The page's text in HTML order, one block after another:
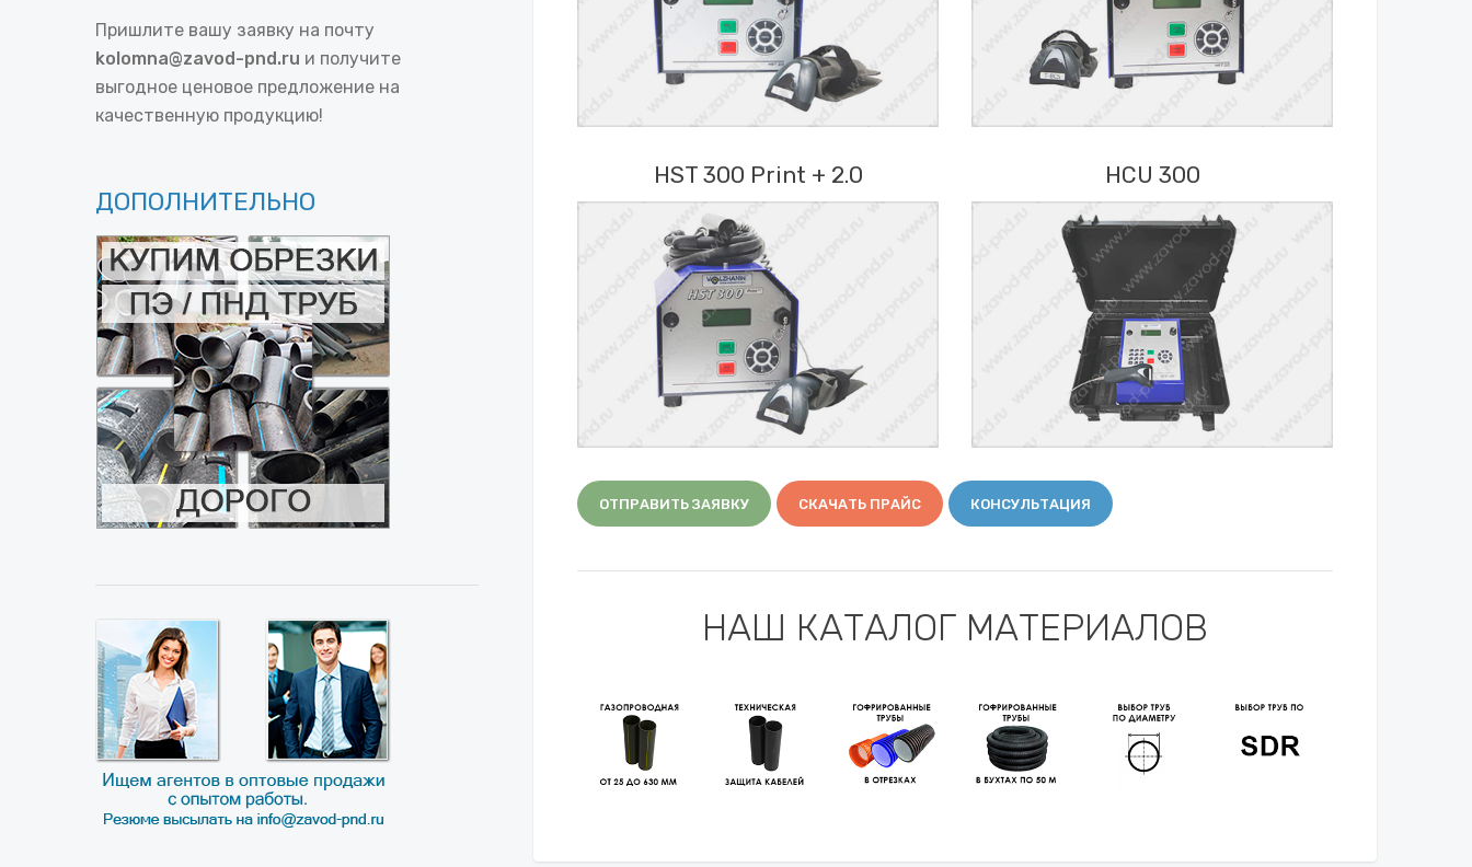
HST 300 Print + 2.0 HCU 300
ОТПРАВИТЬ ЗАЯВКУ СКАЧАТЬ ПРАЙС КОНСУЛЬТАЦИЯ
НАШ КАТАЛОГ МАТЕРИАЛОВ
Пришлите вашу заявку на почту
kolomna@zavod-pnd.ru и получите
выгодное ценовое предложение на
качественную продукцию!
ДОПОЛНИТЕЛЬНО